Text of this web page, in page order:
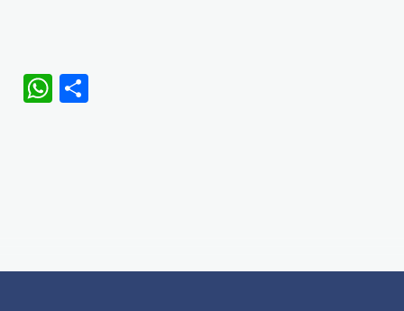
WhatsApp